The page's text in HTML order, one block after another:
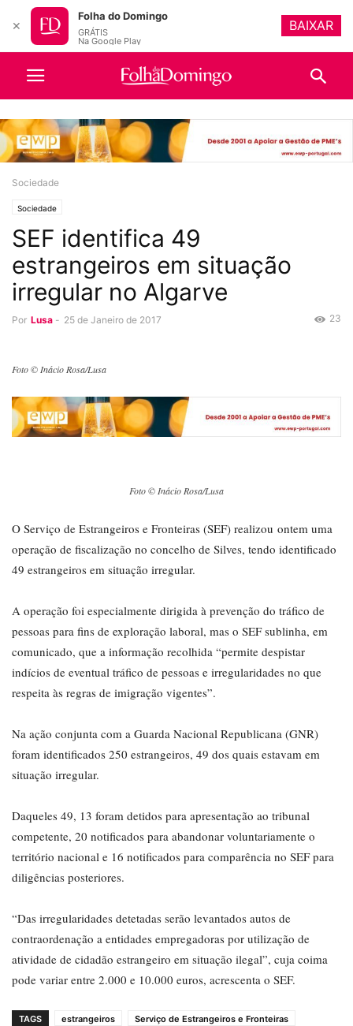
Sociedade
Sociedade
SEF identifica 49
estrangeiros em situação
irregular no Algarve
Por Lusa - 25 de Janeiro de 2017 23
Foto © Inácio Rosa/Lusa
Foto © Inácio Rosa/Lusa
O Serviço de Estrangeiros e Fronteiras (SEF) realizou ontem uma
operação de fiscalização no concelho de Silves, tendo identificado
49 estrangeiros em situação irregular.
A operação foi especialmente dirigida à prevenção do tráfico de
pessoas para fins de exploração laboral, mas o SEF sublinha, em
comunicado, que a informação recolhida “permite despistar
indícios de eventual tráfico de pessoas e irregularidades no que
respeita às regras de imigração vigentes”.
Na ação conjunta com a Guarda Nacional Republicana (GNR)
foram identificados 250 estrangeiros, 49 dos quais estavam em
situação irregular.
Daqueles 49, 13 foram detidos para apresentação ao tribunal
competente, 20 notificados para abandonar voluntariamente o
território nacional e 16 notificados para comparência no SEF para
diligências posteriores.
“Das irregularidades detetadas serão levantados autos de
contraordenação a entidades empregadoras por utilização de
atividade de cidadão estrangeiro em situação ilegal”, cuja coima
pode variar entre 2.000 e 10.000 euros, acrescenta o SEF.
TAGS estrangeiros Serviço de Estrangeiros e Fronteiras
✕
Folha do Domingo
GRÁTIS
Na Google Play
BAIXAR